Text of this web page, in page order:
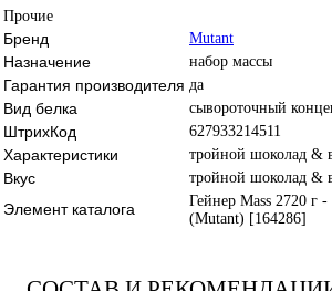
Прочие
Бренд Mutant
Назначение набор массы
Гарантия производителя да
Вид белка сывороточный
ШтрихКод 627933214511
Характеристики тройной шоколад &
Вкус тройной шоколад &
Элемент каталога
Гейнер Mass 2720 г
(Mutant) [164286]